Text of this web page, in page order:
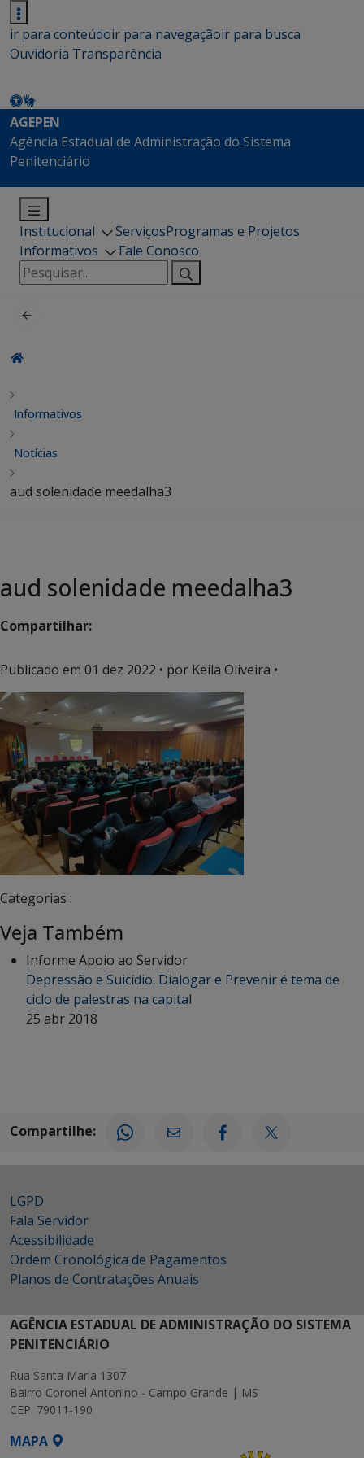
ir para conteúdoir para navegaçãoir para busca
Ouvidoria Transparência
AGEPEN
Agência Estadual de Administração do Sistema
Penitenciário
Institucional ServiçosProgramas e Projetos
Informativos
Fale Conosco
Pesquisar
por:
Informativos
Notícias
aud solenidade meedalha3
aud solenidade meedalha3
Compartilhar:
Publicado em 01 dez 2022 • por Keila Oliveira •
Categorias :
Veja Também
Informe Apoio ao Servidor
Depressão e Suicídio: Dialogar e Prevenir é tema de
ciclo de palestras na capital
25 abr 2018
Compartilhe:
LGPD
Fala Servidor
Acessibilidade
Ordem Cronológica de Pagamentos
Planos de Contratações Anuais
AGÊNCIA ESTADUAL DE ADMINISTRAÇÃO DO SISTEMA
PENITENCIÁRIO
Rua Santa Maria 1307
Bairro Coronel Antonino - Campo Grande | MS
CEP: 79011-190
MAPA